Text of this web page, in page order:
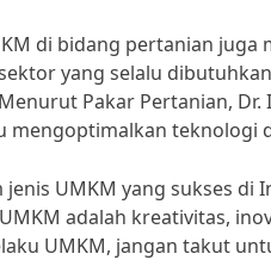
di bidang pertanian juga
yang selalu
Pakar Pertanian,
mengoptimalkan teknologi
jenis UMKM yang sukses
adalah kreativitas,
UMKM, jangan takut